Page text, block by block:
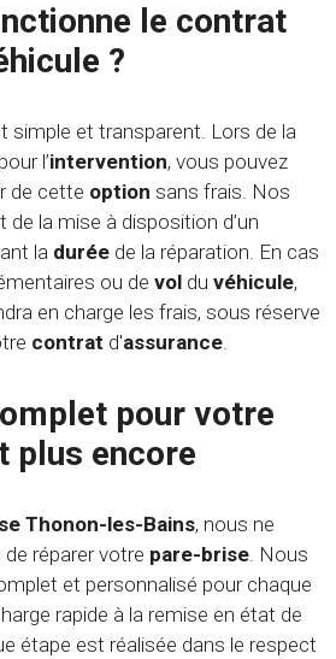
le contrat
?
simple et transparent. Lors de la
l’intervention, vous pouvez
de cette option sans frais. Nos
de la mise à disposition d’un
la durée de la réparation. En cas
ou de vol du véhicule,
en charge les frais, sous réserve
contrat d'assurance.
pour votre
plus encore
Thonon-les-Bains, nous ne
réparer votre pare-brise. Nous
et personnalisé pour chaque
rapide à la remise en état de
étape est réalisée dans le respect